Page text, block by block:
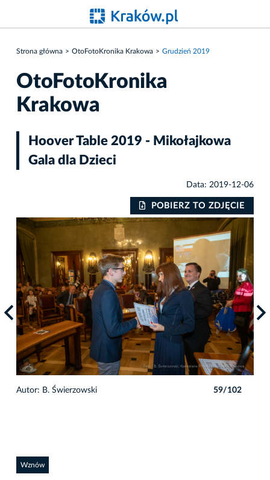
Strona główna OtoFotoKronika Krakowa Grudzień 2019
OtoFotoKronika
Krakowa
Hoover Table 2019 - Mikołajkowa
Gala dla Dzieci
Data: 2019-12-06
POBIERZ TO ZDJĘCIE
Autor: B. Świerzowski 59/102
Wznów